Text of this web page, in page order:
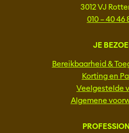
3012 VJ
010 – 40 46
JE
Bereikbaarheid &
Korting en
Veelgestelde
Algemene